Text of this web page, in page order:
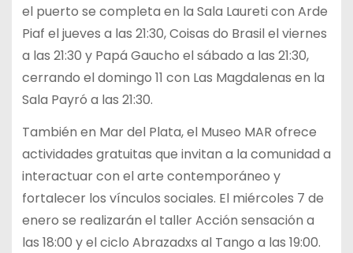
el puerto se completa en la Sala Laureti con Arde
Piaf el jueves a las 21:30, Coisas do Brasil el viernes
a las 21:30 y Papá Gaucho el sábado a las 21:30,
cerrando el domingo 11 con Las Magdalenas en la
Sala Payró a las 21:30.
También en Mar del Plata, el Museo MAR ofrece
actividades gratuitas que invitan a la comunidad a
interactuar con el arte contemporáneo y
fortalecer los vínculos sociales. El miércoles 7 de
enero se realizarán el taller Acción sensación a
las 18:00 y el ciclo Abrazadxs al Tango a las 19:00.